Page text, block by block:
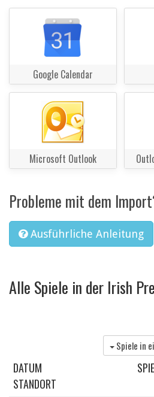
Google Calendar
Microsoft Outlook
Probleme mit dem
Ausführliche Anleitung
Alle Spiele in der Irish
Spiele in
DATUM
STANDORT